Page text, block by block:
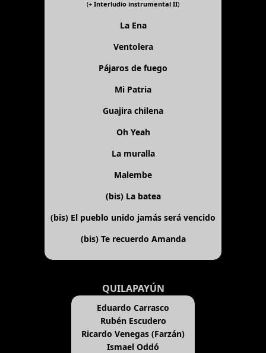
(+ Interludio instrumental II)
La Ena
Ventolera
Pájaros de fuego
Mi Patria
Guajira chilena
Oh Yeah
La muralla
Malembe
(bis) La batea
(bis) El pueblo unido jamás será vencido
(bis) Te recuerdo Amanda
QUILAPAYÚN
Eduardo Carrasco
Rubén Escudero
Ricardo Venegas (Farzán)
Ismael Oddó